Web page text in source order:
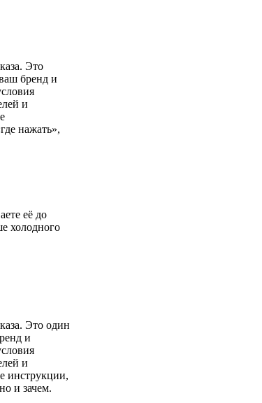
Это
бренд и
и
нажать»,
её до
холодного
Это один
и
и
инструкции,
и зачем.